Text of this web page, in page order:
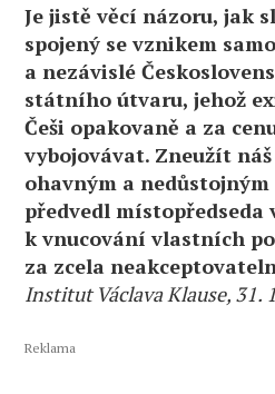
Je jistě věcí názoru, jak
spojený se vznikem
a nezávislé
státního útvaru, jehož
Češi opakovaně a za
vybojovávat. Zneužít
ohavným a
předvedl místopředseda
k vnucování vlastních
za zcela
Institut Václava Klause, 31.
Reklama